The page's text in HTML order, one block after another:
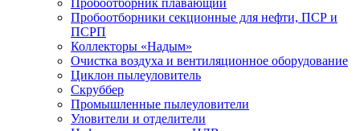
Пробоотборник плавающий
Пробоотборники секционные для нефти, ПСР и
ПСРП
Коллекторы «Надым»
Очистка воздуха и вентиляционное оборудование
Циклон пылеуловитель
Скруббер
Промышленные пылеуловители
Уловители и отделители